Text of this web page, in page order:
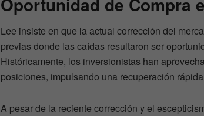
Lee insiste en que la actual corrección del
previas donde las caídas resultaron ser
Históricamente, los inversionistas han
posiciones, impulsando una recuperación
A pesar de la reciente corrección y el